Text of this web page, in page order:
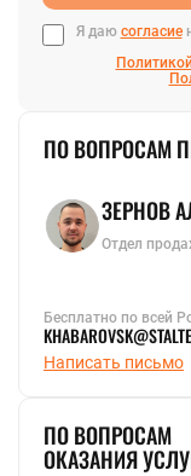
Я даю согласие
ПО ВОПРОСАМ
ЗЕРНОВ
Отдел
Бесплатно по всей
Написать письмо
ПО ВОПРОСАМ
ОКАЗАНИЯ